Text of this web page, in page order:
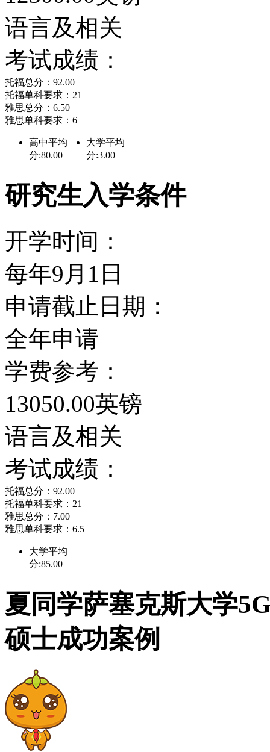
学校历史
萨塞克斯大学成立的最
发展。1911年的12月，
风景
这个计划因第一次世界
所筹集的基金则用在了
值得庆幸的是，在20世
出，在1958年,政府批准
议成立，从诞生了第一
成立的英国大学因为他
璃&rquo;大学）。1959
的模式构建起来的，直
权后，才逐渐发展成一
大学之后，萨塞克斯很
闻名。
2004年开始，萨塞克斯
代替原本的校徽。对此
教授认为：“萨塞克斯大
始。所有的改革都基于
一切都将是梦想的开始
为一所先进的具有创新
语言及相关
考试成绩：
托福总分：92.00
托福单科要求：21
雅思总分：6.50
雅思单科要求：6
高中平均
分:80.00
大学平均
分:3.00
研究生入学条件
开学时间：
每年9月1日
申请截止日期：
全年申请
学费参考：
13050.00英镑
语言及相关
考试成绩：
托福总分：92.00
托福单科要求：21
雅思总分：7.00
雅思单科要求：6.5
大学平均
分:85.00
夏同学萨塞克斯大学
硕士成功案例